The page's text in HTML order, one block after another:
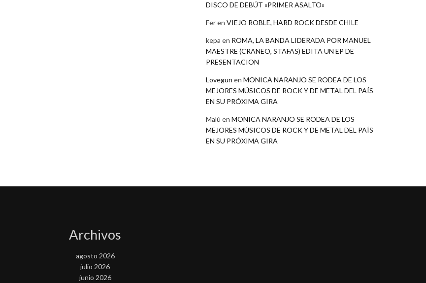
DISCO DE DEBÚT «PRIMER ASALTO»
Feren VIEJO ROBLE, HARD ROCK DESDE CHILE
kepa en ROMA, LA BANDA LIDERADA POR MANUEL
MAESTRE (CRANEO, STAFAS) EDITA UN EP DE
PRESENTACION
Lovegun en MONICA NARANJO SE RODEA DE LOS
MEJORES MÚSICOS DE ROCK Y DE METAL DEL PAÍS
EN SU PRÓXIMA GIRA
Malú en MONICA NARANJO SE RODEA DE LOS
MEJORES MÚSICOS DE ROCK Y DE METAL DEL PAÍS
EN SU PRÓXIMA GIRA
Archivos
agosto 2026
julio 2026
junio 2026